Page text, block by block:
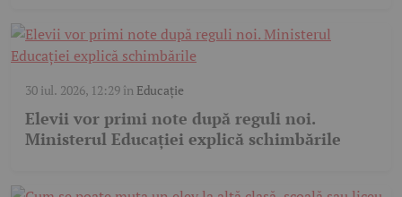
30 iul. 2026, 12:29în Educație
Elevii vor primi note după reguli noi.
Ministerul Educației explică schimbările